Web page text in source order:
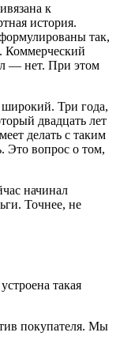
к
история.
так,
Коммерческий
— нет. При этом
Три года,
двадцать лет
делать с таким
Это вопрос о том,
начинал
Точнее, не
такая
покупателя. Мы